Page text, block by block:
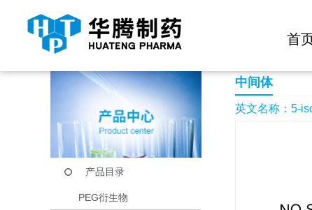
首
当前位置： 首页 产品中心 5-isobutyl-1H-
产品目录
PEG衍生物
中间体
英文名称：5-